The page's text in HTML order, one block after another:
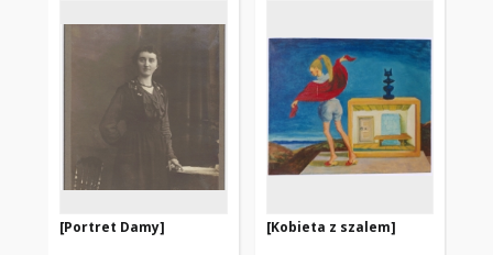
[Portret Damy] [Kobieta z szalem]